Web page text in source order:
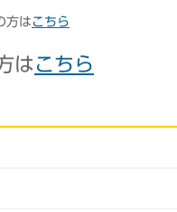
方は こちら
は こちら